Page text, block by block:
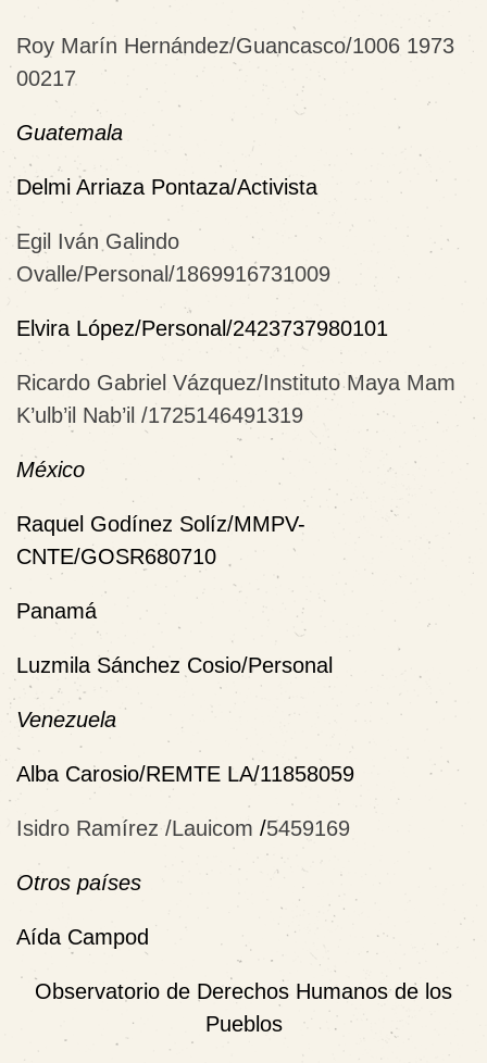
Roy Marín Hernández/Guancasco/1006 1973
00217
Guatemala
Delmi Arriaza Pontaza/Activista
Egil Iván Galindo
Ovalle/Personal/1869916731009
Elvira López/Personal/2423737980101
Ricardo Gabriel Vázquez/Instituto Maya Mam
K’ulb’il Nab’il /1725146491319
México
Raquel Godínez Solíz/MMPV-
CNTE/GOSR680710
Panamá
Luzmila Sánchez Cosio/Personal
Venezuela
Alba Carosio/REMTE LA/11858059
Isidro Ramírez /Lauicom /5459169
Otros países
Aída Campod
Observatorio de Derechos Humanos de los
Pueblos